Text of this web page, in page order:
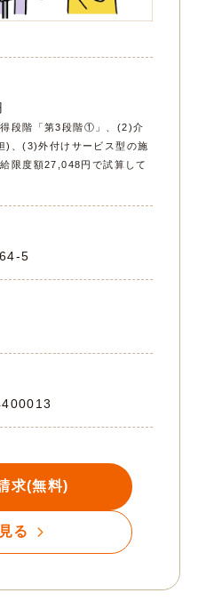
段階「第3段階①」、(2)介
)、(3)外付けサービス型の施
限度額27,048円で試算して
5
求(無料)
る